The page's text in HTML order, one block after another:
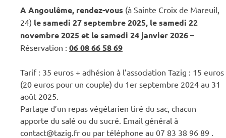
A Angoulême, rendez-vous (à Sainte Croix de Mareuil,
24) le samedi 27 septembre 2025, le samedi 22
novembre 2025 et le samedi 24 janvier 2026 –
Réservation : 06 08 66 58 69
Tarif : 35 euros + adhésion à l’association Tazig : 15 euros
(20 euros pour un couple) du 1er septembre 2024 au 31
août 2025.
Partage d’un repas végétarien tiré du sac, chacun
apporte du salé ou du sucré. Email général à
contact@tazig.fr ou par téléphone au 07 83 38 96 89 .